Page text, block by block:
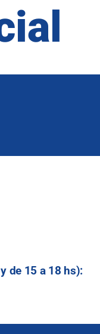
y de 15 a 18 hs):